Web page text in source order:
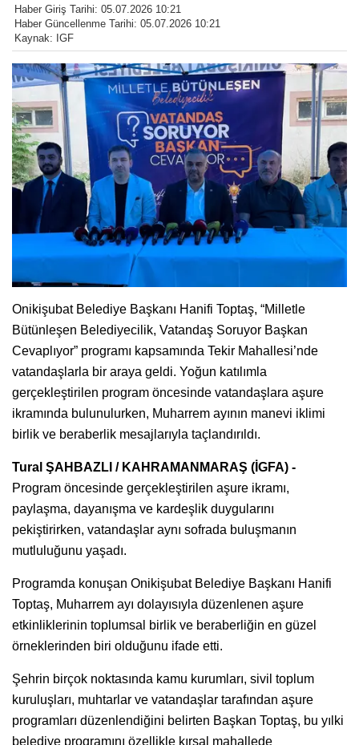
Haber Giriş Tarihi: 05.07.2026 10:21
Haber Güncellenme Tarihi: 05.07.2026 10:21
Kaynak: IGF
Onikişubat Belediye Başkanı Hanifi Toptaş, “Milletle
Bütünleşen Belediyecilik, Vatandaş Soruyor Başkan
Cevaplıyor” programı kapsamında Tekir Mahallesi’nde
vatandaşlarla bir araya geldi. Yoğun katılımla
gerçekleştirilen program öncesinde vatandaşlara aşure
ikramında bulunulurken, Muharrem ayının manevi iklimi
birlik ve beraberlik mesajlarıyla taçlandırıldı.
Tural ŞAHBAZLI / KAHRAMANMARAŞ (İGFA) -
Program öncesinde gerçekleştirilen aşure ikramı,
paylaşma, dayanışma ve kardeşlik duygularını
pekiştirirken, vatandaşlar aynı sofrada buluşmanın
mutluluğunu yaşadı.
Programda konuşan Onikişubat Belediye Başkanı Hanifi
Toptaş, Muharrem ayı dolayısıyla düzenlenen aşure
etkinliklerinin toplumsal birlik ve beraberliğin en güzel
örneklerinden biri olduğunu ifade etti.
Şehrin birçok noktasında kamu kurumları, sivil toplum
kuruluşları, muhtarlar ve vatandaşlar tarafından aşure
programları düzenlendiğini belirten Başkan Toptaş, bu yılki
belediye programını özellikle kırsal mahallede